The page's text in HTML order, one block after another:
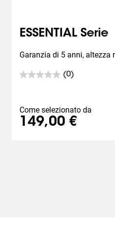
ESSENTIAL Serie
Garanzia di 5 anni, altezza
(0)
0.0
stelle.
Come selezionato da
149,00 €